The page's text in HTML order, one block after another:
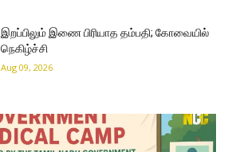
இறப்பிலும் இணை பிரியாத தம்பதி; கோவையில்
நெகிழ்ச்சி
Aug 09, 2026